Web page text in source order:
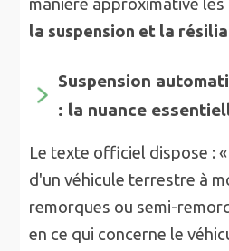
manière approximative les
la suspension et la
Suspension
: la nuance
Le texte officiel dispose :
d'un véhicule terrestre à
remorques ou semi-
en ce qui concerne le